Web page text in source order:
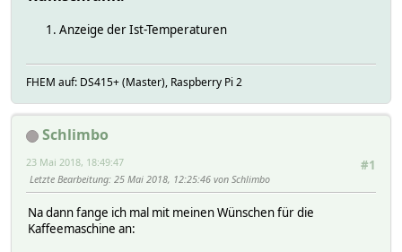
Anzeige der Ist-Temperaturen
FHEM auf: DS415+ (Master), Raspberry Pi 2
Schlimbo
#1
23 Mai 2018, 18:49:47
Letzte Bearbeitung: 25 Mai 2018, 12:25:46 von Schlimbo
Na dann fange ich mal mit meinen Wünschen für die
Kaffeemaschine an: